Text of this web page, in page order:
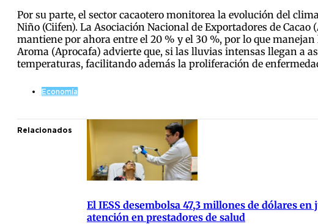
Por su parte, el sector cacaotero monitorea la evolución del
Niño (Ciifen). La Asociación Nacional de Exportadores de
mantiene por ahora entre el 20 % y el 30 %, por lo que
Aroma (Aprocafa) advierte que, si las lluvias intensas llegan a
temperaturas, facilitando además la proliferación de
Economía
Relacionados
El IESS desembolsa 47,3 millones de dólares
atención en prestadores de salud